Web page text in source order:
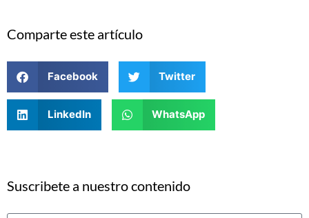
Comparte este artículo
Facebook Twitter
LinkedIn WhatsApp
Suscribete a nuestro contenido